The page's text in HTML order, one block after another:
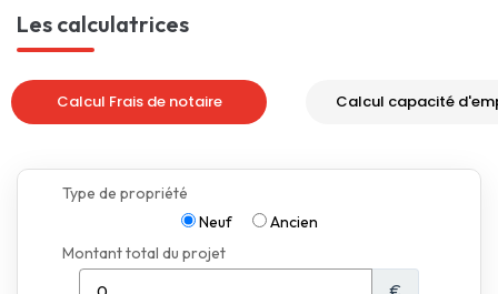
Les calculatrices
Calcul Frais de notaire Calcul capacité